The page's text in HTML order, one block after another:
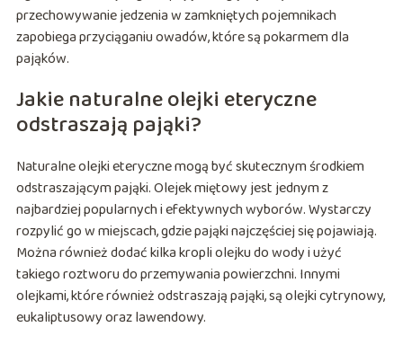
przechowywanie jedzenia w zamkniętych pojemnikach
zapobiega przyciąganiu owadów, które są pokarmem dla
pająków.
Jakie naturalne olejki eteryczne
odstraszają pająki?
Naturalne olejki eteryczne mogą być skutecznym środkiem
odstraszającym pająki. Olejek miętowy jest jednym z
najbardziej popularnych i efektywnych wyborów. Wystarczy
rozpylić go w miejscach, gdzie pająki najczęściej się pojawiają.
Można również dodać kilka kropli olejku do wody i użyć
takiego roztworu do przemywania powierzchni. Innymi
olejkami, które również odstraszają pająki, są olejki cytrynowy,
eukaliptusowy oraz lawendowy.